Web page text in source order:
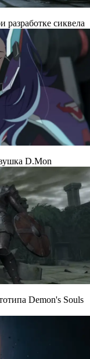
разработке сиквела
D.Mon
Demon's Souls